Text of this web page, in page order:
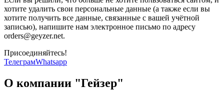
хотите удалить свои персональные данные (а также если вы
хотите получить все данные, связанные с вашей учётной
записью), напишите нам электронное письмо по адресу
orders@geyzer.net.
Присоединяйтесь!
ТелеграмWhatsapp
О компании "Гейзер"